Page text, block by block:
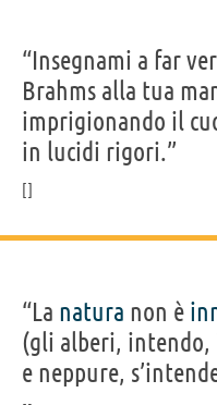
“Insegnami a far
Brahms alla tua
imprigionando il
in lucidi rigori.”
“La natura non è
(gli alberi, intendo,
e neppure,